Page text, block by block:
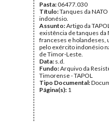
Pasta:06477.030
Título:Tanques da
indonésio.
Assunto:Artigo da
existência de tanques da
franceses e holandeses,
pelo exército indonésio
de Timor-Leste.
Data: s.d.
Fundo:Arquivo da
Timorense - TAPOL
Tipo Documental:
Página(s): 1